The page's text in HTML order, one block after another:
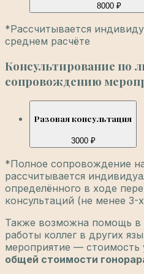
8000 ₽
*Рассчитывается
среднем расчёте
Консультирование по
сопровождению
Разовая консультация
3000 ₽
*Полное сопровождение
рассчитывается
определённого в ходе
консультаций (не менее 3-
Также возможна помощь в
работы коллег в других
мероприятие — стоимость
общей стоимости